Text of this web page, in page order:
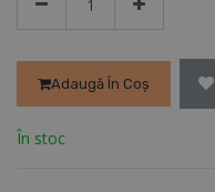
Adaugă În Coș
În stoc